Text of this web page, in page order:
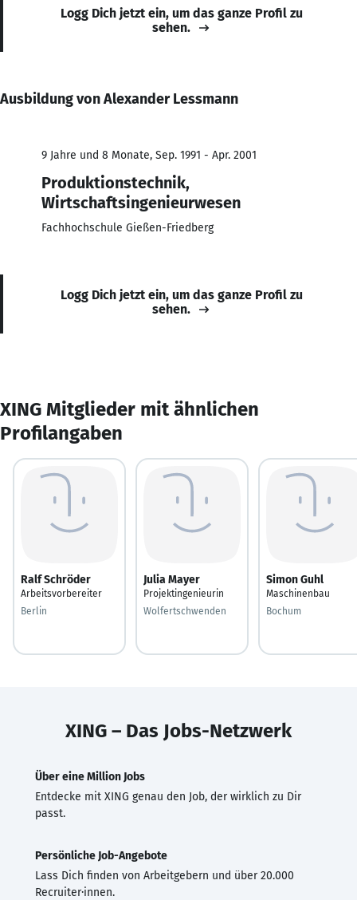
Logg Dich jetzt ein, um das ganze Profil zu
sehen.
Ausbildung von Alexander Lessmann
9 Jahre und 8 Monate, Sep. 1991 - Apr. 2001
Produktionstechnik,
Wirtschaftsingenieurwesen
Fachhochschule Gießen-Friedberg
Logg Dich jetzt ein, um das ganze Profil zu
sehen.
XING Mitglieder mit ähnlichen
Profilangaben
Ralf Schröder
Arbeitsvorbereiter
Berlin
Julia Mayer
Projektingenieurin
Wolfertschwenden
Simon Guhl
Maschinenbau
Bochum
XING – Das Jobs-Netzwerk
Über eine Million Jobs
Entdecke mit XING genau den Job, der wirklich zu Dir
passt.
Persönliche Job-Angebote
Lass Dich finden von Arbeitgebern und über 20.000
Recruiter·innen.